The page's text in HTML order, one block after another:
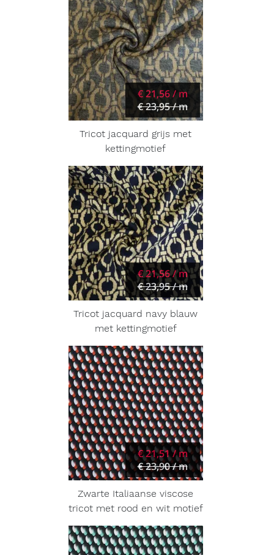
€ 21,56 / m
€ 23,95 / m
Tricot jacquard grijs met
kettingmotief
€ 21,56 / m
€ 23,95 / m
Tricot jacquard navy blauw
met kettingmotief
€ 21,51 / m
€ 23,90 / m
Zwarte Italiaanse viscose
tricot met rood en wit motief